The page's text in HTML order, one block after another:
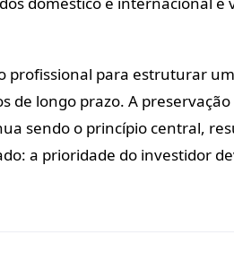
profissional para estruturar
de longo prazo. A
sendo o princípio central,
a prioridade do investidor